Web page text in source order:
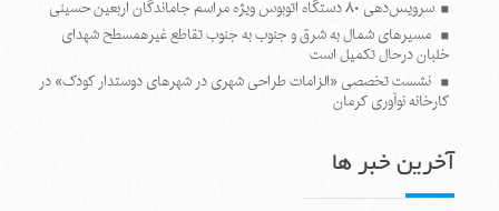
سرویس‌دهی ۸۰ دستگاه اتوبوس ویژه مراسم جاماندگان اربعین حسینی
مسیرهای شمال به شرق و جنوب به جنوب تقاطع غیرهمسطح شهدای
خلبان درحال تکمیل است
نشست تخصصی «الزامات طراحی شهری در شهرهای دوستدار کودک» در
کارخانه نوآوری کرمان
آخرین خبر ها